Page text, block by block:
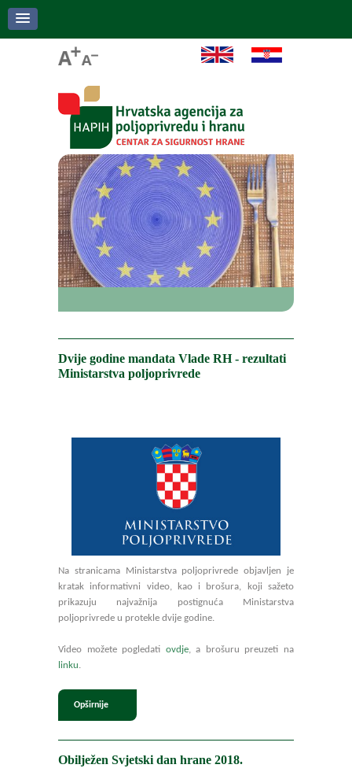
Eurobarometar: Sigurnost hrane hrvatskim
ispitanicima najvažnija
Dvije godine mandata Vlade RH - rezultati
Ministarstva poljoprivrede
Na stranicama Ministarstva poljoprivrede objavljen je
kratak informativni video, kao i brošura, koji sažeto
prikazuju najvažnija postignuća Ministarstva
poljoprivrede u protekle dvije godine.
Video možete pogledati ovdje, a brošuru preuzeti na
linku
Opširnije
Obilježen Svjetski dan hrane 2018.